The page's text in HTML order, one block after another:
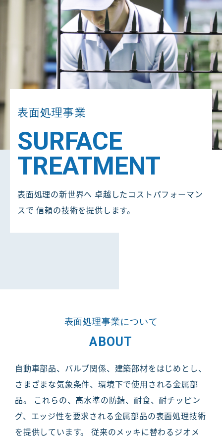
表面処理事業
SURFACE
TREATMENT
表面処理の新世界へ 卓越したコストパフォーマン
スで 信頼の技術を提供します。
表面処理事業について
ABOUT
自動車部品、バルブ関係、建築部材をはじめとし、
さまざまな気象条件、環境下で使用される金属部
品。 これらの、高水準の防錆、耐食、耐チッピン
グ、エッジ性を要求される金属部品の表面処理技術
を提供しています。 従来のメッキに替わるジオメ